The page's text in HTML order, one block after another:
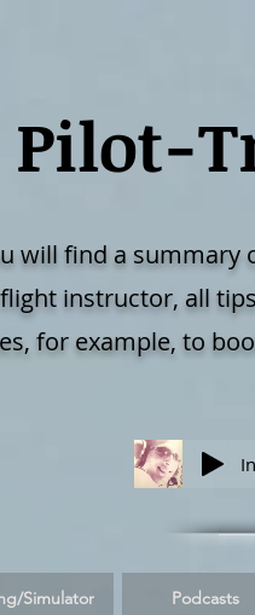
Pilot-
will find a
instructor, all
for example, to
Simulator Podcasts